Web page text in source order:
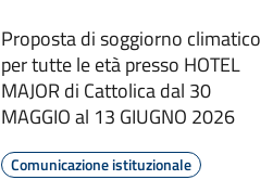
Proposta di soggiorno climatico
per tutte le età presso HOTEL
MAJOR di Cattolica dal 30
MAGGIO al 13 GIUGNO 2026
Comunicazione istituzionale